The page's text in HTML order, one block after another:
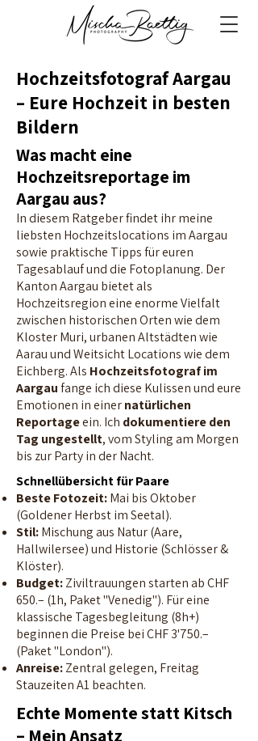
Hochzeitsfotograf Aargau
– Eure Hochzeit in besten
Bildern
Was macht eine
Hochzeitsreportage im
Aargau aus?
In diesem Ratgeber findet ihr meine
liebsten Hochzeitslocations im Aargau
sowie praktische Tipps für euren
Tagesablauf und die Fotoplanung. Der
Kanton Aargau bietet als
Hochzeitsregion eine enorme Vielfalt
zwischen historischen Orten wie dem
Kloster Muri, urbanen Altstädten wie
Aarau und Weitsicht Locations wie dem
Eichberg. Als Hochzeitsfotograf im
Aargaufange ich diese Kulissen und eure
Emotionen in einernatürlichen
Reportageein. Ich dokumentiere den
Tag ungestellt, vom Styling am Morgen
bis zur Party in der Nacht.
Schnellübersicht für Paare
Beste Fotozeit:Mai bis Oktober
(Goldener Herbst im Seetal).
Stil:Mischung aus Natur (Aare,
Hallwilersee) und Historie (Schlösser &
Klöster).
Budget:Ziviltrauungen starten ab CHF
650.– (1h, Paket "Venedig"). Für eine
klassische Tagesbegleitung (8h+)
beginnen die Preise bei CHF 3'750.–
(Paket "London").
Anreise:Zentral gelegen, Freitag
Stauzeiten A1 beachten.
Echte Momente statt Kitsch
– Mein Ansatz